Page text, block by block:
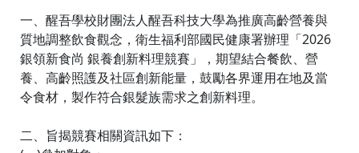
一、醒吾學校財團法人醒吾科技大學為推廣高齡營養與
質地調整飲食觀念，衛生福利部國民健康署辦理「2026
銀領新食尚 銀養創新料理競賽」，期望結合餐飲、營
養、高齡照護及社區創新能量，鼓勵各界運用在地及當
令食材，製作符合銀髮族需求之創新料理。
二、旨揭競賽相關資訊如下：